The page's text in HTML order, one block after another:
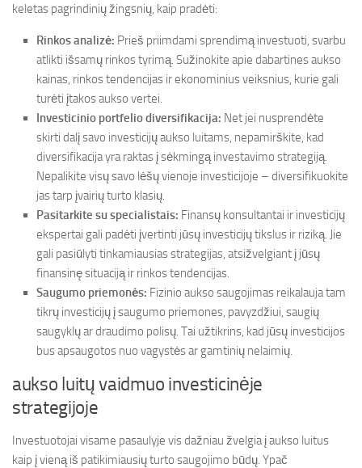
keletas pagrindinių žingsnių, kaip pradėti:
Rinkos analizė: Prieš priimdami sprendimą investuoti, svarbu
atlikti išsamų rinkos tyrimą. Sužinokite apie dabartines aukso
kainas, rinkos tendencijas ir ekonominius veiksnius, kurie gali
turėti įtakos aukso vertei.
Investicinio portfelio diversifikacija: Net jei nusprendėte
skirti dalį savo investicijų aukso luitams, nepamirškite, kad
diversifikacija yra raktas į sėkmingą investavimo strategiją.
Nepalikite visų savo lėšų vienoje investicijoje – diversifikuokite
jas tarp įvairių turto klasių.
Pasitarkite su specialistais: Finansų konsultantai ir investicijų
ekspertai gali padėti įvertinti jūsų investicijų tikslus ir riziką. Jie
gali pasiūlyti tinkamiausias strategijas, atsižvelgiant į jūsų
finansinę situaciją ir rinkos tendencijas.
Saugumo priemonės: Fizinio aukso saugojimas reikalauja tam
tikrų investicijų į saugumo priemones, pavyzdžiui, saugių
saugyklų ar draudimo polisų. Tai užtikrins, kad jūsų investicijos
bus apsaugotos nuo vagystės ar gamtinių nelaimių.
aukso luitų vaidmuo investicinėje
strategijoje
Investuotojai visame pasaulyje vis dažniau žvelgia į aukso luitus
kaip į vieną iš patikimiausių turto saugojimo būdų. Ypač